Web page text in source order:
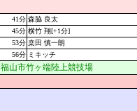
41分 森脇 良太
45分 横竹 翔[+1分]
53分 桒田 慎一朗
56分 ミキッチ
福山市竹ヶ端陸上競技場